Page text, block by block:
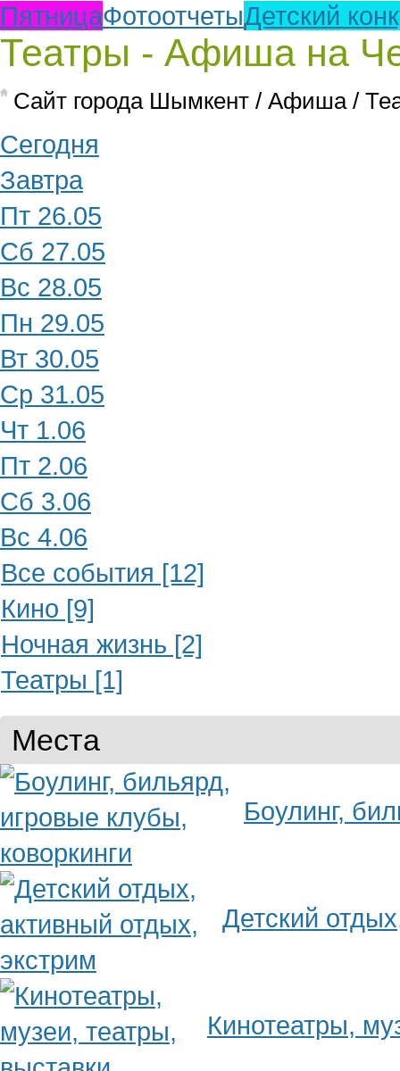
ПятницаФотоотчетыДетский
Театры - Афиша на
Cайт города Шымкент / Афиша/
Сегодня
Завтра
Пт 26.05
Сб 27.05
Вс 28.05
Пн 29.05
Вт 30.05
Ср 31.05
Чт 1.06
Пт 2.06
Сб 3.06
Вс 4.06
Все события [12]
Кино [9]
Ночная жизнь [2]
Театры [1]
Места
Боулинг,
Детский
Кинотеатры,